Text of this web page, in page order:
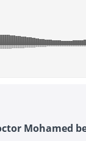
Mohamed